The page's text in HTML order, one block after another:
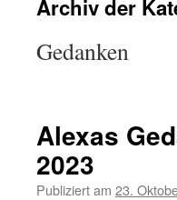
Archiv der
Gedanken
Alexas
2023
Publiziert am 23.